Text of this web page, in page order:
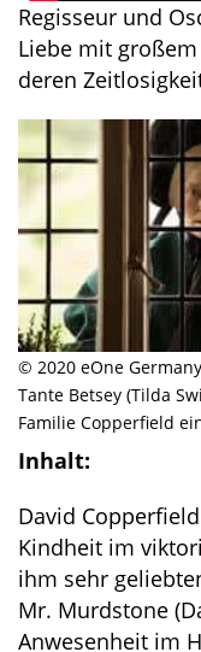
Regisseur und
Liebe mit
deren
© 2020 eOne Germany
Tante Betsey (Tilda
Familie Copperfield
Inhalt:
David
Kindheit im
ihm sehr
Mr. Murdstone
Anwesenheit im